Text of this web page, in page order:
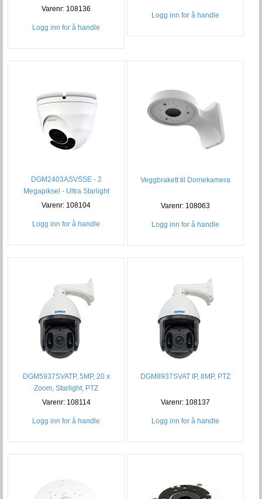
Varenr: 108136
Logg inn for å handle
Logg inn for å handle
DGM2403ASVSSE - 2
Megapiksel - Ultra Starlight
(Fast 3.6 m
Varenr: 108104
Logg inn for å handle
Veggbrakett til Domekamera
Varenr: 108063
Logg inn for å handle
DGM5937SVATP, 5MP, 20 x
Zoom, Starlight, PTZ
Varenr: 108114
Logg inn for å handle
DGM8937SVAT IP, 8MP, PTZ
Varenr: 108137
Logg inn for å handle